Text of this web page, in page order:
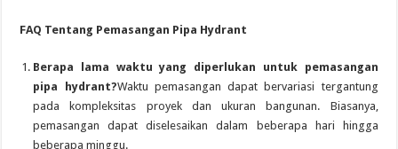
FAQ Tentang Pemasangan Pipa Hydrant
Berapa lama waktu yang diperlukan untuk pemasangan
pipa hydrant?Waktu pemasangan dapat bervariasi tergantung
pada kompleksitas proyek dan ukuran bangunan. Biasanya,
pemasangan dapat diselesaikan dalam beberapa hari hingga
beberapa minggu.